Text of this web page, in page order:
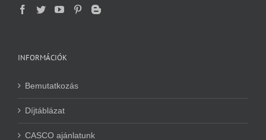
INFORMÁCIÓK
Bemutatkozás
Díjtáblázat
CASCO ajánlatunk